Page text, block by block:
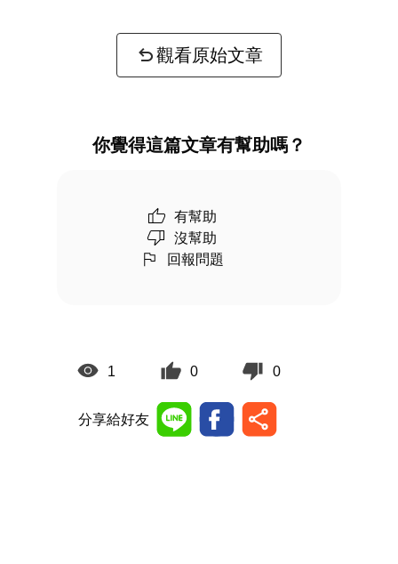
觀看原始文章
你覺得這篇文章有幫助嗎？
有幫助
沒幫助
回報問題
1 0 0
分享給好友